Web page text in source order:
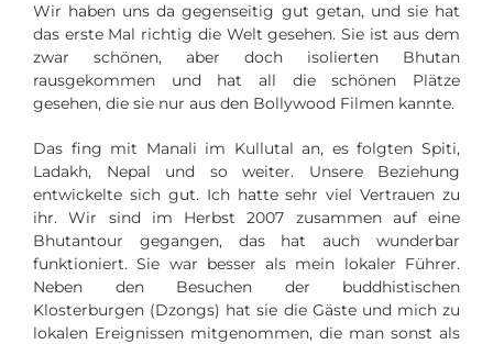
Wir haben uns da gegenseitig gut getan, und sie hat
das erste Mal richtig die Welt gesehen. Sie ist aus dem
zwar schönen, aber doch isolierten Bhutan
rausgekommen und hat all die schönen Plätze
gesehen, die sie nur aus den Bollywood Filmen kannte.
Das fing mit Manali im Kullutal an, es folgten Spiti,
Ladakh, Nepal und so weiter. Unsere Beziehung
entwickelte sich gut. Ich hatte sehr viel Vertrauen zu
ihr. Wir sind im Herbst 2007 zusammen auf eine
Bhutantour gegangen, das hat auch wunderbar
funktioniert. Sie war besser als mein lokaler Führer.
Neben den Besuchen der buddhistischen
Klosterburgen (Dzongs) hat sie die Gäste und mich zu
lokalen Ereignissen mitgenommen, die man sonst als